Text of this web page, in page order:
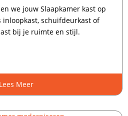
we jouw Slaapkamer kast op
inloopkast, schuifdeurkast of
bij je ruimte en stijl.​
Lees Meer